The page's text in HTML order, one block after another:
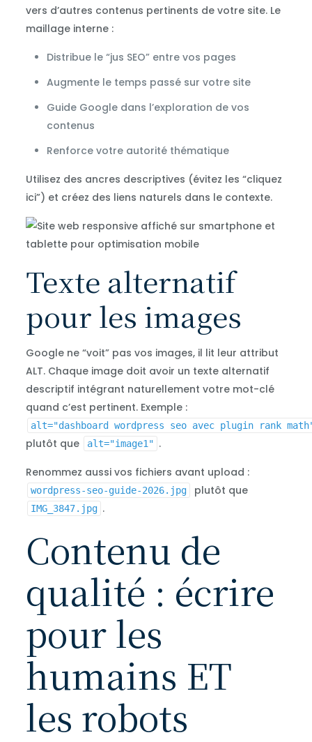
vers d’autres contenus pertinents de votre site. Le
maillage interne :
Distribue le “jus SEO” entre vos pages
Augmente le temps passé sur votre site
Guide Google dans l’exploration de vos
contenus
Renforce votre autorité thématique
Utilisez des ancres descriptives (évitez les “cliquez
ici”) et créez des liens naturels dans le contexte.
Texte alternatif
pour les images
Google ne “voit” pas vos images, il lit leur attribut
ALT. Chaque image doit avoir un texte alternatif
descriptif intégrant naturellement votre mot-clé
quand c’est pertinent. Exemple :
alt="dashboard wordpress seo avec plugin rank
plutôt que alt="image1" .
Renommez aussi vos fichiers avant upload :
wordpress-seo-guide-2026.jpg plutôt que
IMG_3847.jpg .
Contenu de
qualité : écrire
pour les
humains ET
les robots